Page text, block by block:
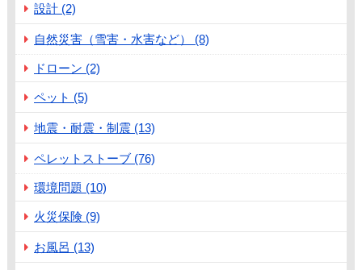
設計 (2)
自然災害（雪害・水害など） (8)
ドローン (2)
ペット (5)
地震・耐震・制震 (13)
ペレットストーブ (76)
環境問題 (10)
火災保険 (9)
お風呂 (13)